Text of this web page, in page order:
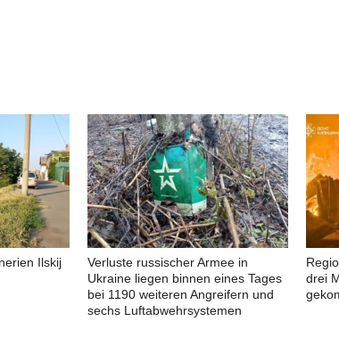
Ilskij
Verluste russischer Armee in
Ukraine liegen binnen eines Tages
bei 1190 weiteren Angreifern und
sechs Luftabwehrsystemen
drei